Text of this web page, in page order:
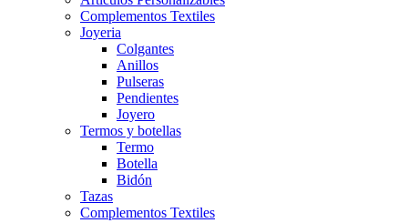
Complementos Textiles
Joyeria
Colgantes
Anillos
Pulseras
Pendientes
Joyero
Termos y botellas
Termo
Botella
Bidón
Tazas
Complementos Textiles